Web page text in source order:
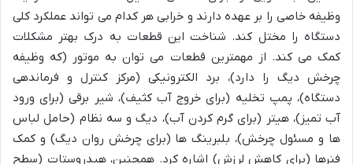
وظیفه خاصی را بر عهده دارند و خرابی هر کدام می تواند عملکرد کلی
دستگاه را مختل کند. شناخت این قطعات به درک بهتر مشکلات
کمک می کند. از مهمترین قطعات می توان به موتور (که وظیفه
چرخش دیگ را دارد)، برد الکترونیکی (مرکز کنترل و فرماندهی
دستگاه)، پمپ تخلیه (برای خروج آب کثیف)، شیر برقی (برای ورود
آب تمیز)، هیتر (برای گرم کردن آب)، دیگ و سه نظام (حامل لباس
ها و مسئول چرخش)، بلبرینگ ها (برای چرخش روان دیگ) و کمک
فنرها (برای کاهش لرزش) اشاره کرد. همچنین، هیدروستات (سطح